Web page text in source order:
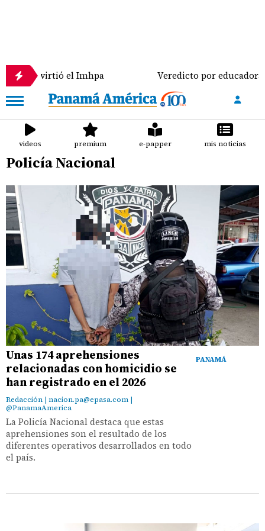
Imhpa Veredicto por educadora pone en
videos premium e-papper mis noticias
Policía Nacional
PANAMÁ
Unas 174 aprehensiones
relacionadas con homicidio se
han registrado en el 2026
Redacción | nacion.pa@epasa.com |
@PanamaAmerica
La Policía Nacional destaca que estas
aprehensiones son el resultado de los
diferentes operativos desarrollados en todo
el país.